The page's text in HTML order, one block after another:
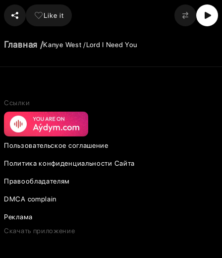
Like it
Главная Kanye West Lord I Need You
Ссылки
Пользовательское соглашение
Политика конфиденциальности Сайта
Правообладателям
DMCA complain
Реклама
Скачать приложение